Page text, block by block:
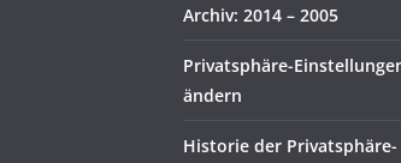
Archiv: 2014 – 2005
Privatsphäre-
ändern
Historie der Privatsphäre-